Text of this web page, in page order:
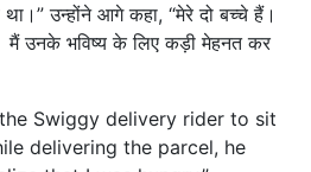
उन्होंने आगे कहा, “मेरे दो बच्चे हैं।
उनके भविष्य के लिए कड़ी मेहनत कर
Swiggy delivery rider to sit
delivering the parcel, he